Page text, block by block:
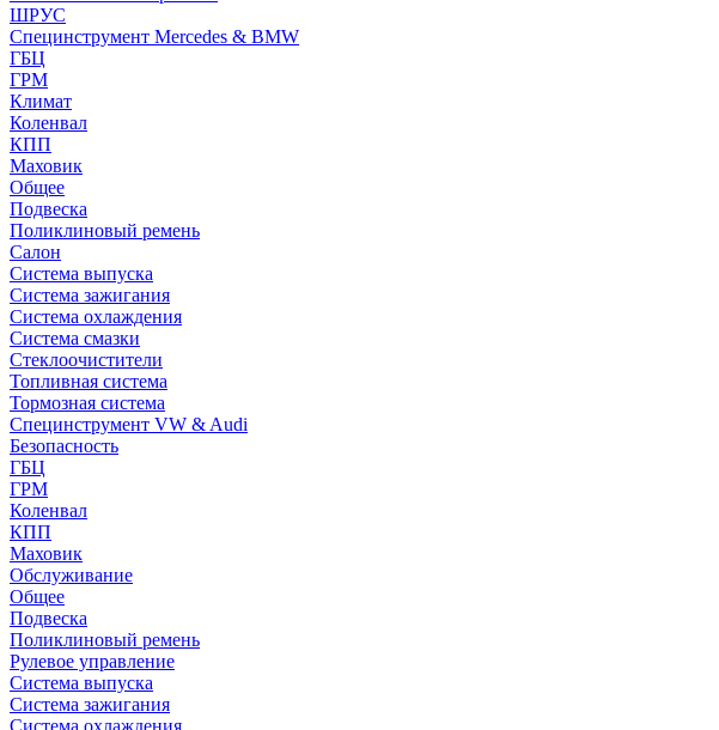
ШРУС
Специнструмент Mercedes & BMW
ГБЦ
ГРМ
Климат
Коленвал
КПП
Маховик
Общее
Подвеска
Поликлиновый ремень
Салон
Система выпуска
Система зажигания
Система охлаждения
Система смазки
Стеклоочистители
Топливная система
Тормозная система
Специнструмент VW & Audi
Безопасность
ГБЦ
ГРМ
Коленвал
КПП
Маховик
Обслуживание
Общее
Подвеска
Поликлиновый ремень
Рулевое управление
Система выпуска
Система зажигания
Система охлаждения